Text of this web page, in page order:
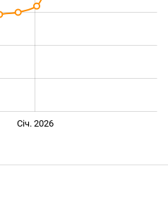
Січ. 2026